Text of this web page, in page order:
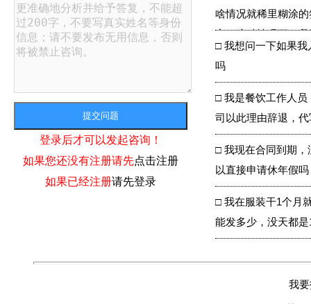
登录后才可以发起咨询！
如果您还没有注册请先点击注册
如果已经注册请先登录
啥情况就稀里糊涂
定。这种情况下，
□ 我想问一下如果
吗
□ 我是餐饮工作人
司以此理由辞退，
□ 我现在合同到期
以直接申请休年假吗
□ 我在服装干1个月
能发多少，没天都是
我